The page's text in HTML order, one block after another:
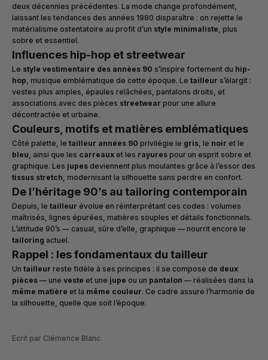
deux décennies précédentes. La mode change profondément,
laissant les tendances des années 1980 disparaître : on rejette le
matérialisme ostentatoire au profit d’un style minimaliste, plus
sobre et essentiel.
Influences hip-hop et streetwear
Le style vestimentaire des années 90 s’inspire fortement du hip-
hop, musique emblématique de cette époque. Le tailleur s’élargit :
vestes plus amples, épaules relâchées, pantalons droits, et
associations avec des pièces streetwear pour une allure
décontractée et urbaine.
Couleurs, motifs et matières emblématiques
Côté palette, le tailleur années 90 privilégie le gris, le noir et le
bleu, ainsi que les carreaux et les rayures pour un esprit sobre et
graphique. Les jupes deviennent plus moulantes grâce à l’essor des
tissus stretch, modernisant la silhouette sans perdre en confort.
De l’héritage 90’s au tailoring contemporain
Depuis, le tailleur évolue en réinterprétant ces codes : volumes
maîtrisés, lignes épurées, matières souples et détails fonctionnels.
L’attitude 90’s — casual, sûre d’elle, graphique — nourrit encore le
tailoring actuel.
Rappel : les fondamentaux du tailleur
Un tailleur reste fidèle à ses principes : il se compose de deux
pièces — une veste et une jupe ou un pantalon — réalisées dans la
même matière et la même couleur. Ce cadre assure l’harmonie de
la silhouette, quelle que soit l’époque.
Ecrit par Clémence Blanc